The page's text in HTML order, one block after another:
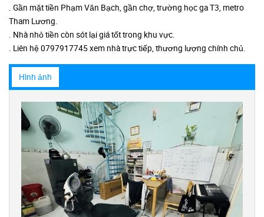
. Gần mặt tiền Phạm Văn Bạch, gần chợ, trường học ga T3, metro
Tham Lương.
. Nhà nhỏ tiền còn sót lại giá tốt trong khu vực.
. Liên hệ 0797917745 xem nhà trực tiếp, thương lượng chính chủ.
Hình ảnh